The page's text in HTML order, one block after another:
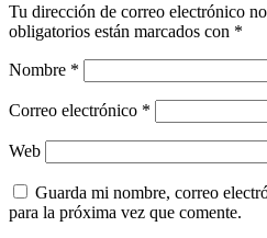
Tu dirección de correo electrónico
obligatorios están marcados con *
Nombre *
Correo electrónico *
Web
Guarda mi nombre, correo
para la próxima vez que comente.